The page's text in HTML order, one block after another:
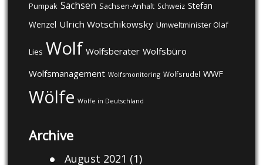
Pumpak Sachsen Sachsen-Anhalt Schweiz Stefan
Wenzel Ulrich Wotschikowsky Umweltminister Olaf
Lies Wolf Wolfsberater Wolfsbüro
Wolfsmanagement Wolfsmonitoring Wolfsrudel WWF
Wölfe Wölfe in Deutschland
Archive
August 2021 (1)